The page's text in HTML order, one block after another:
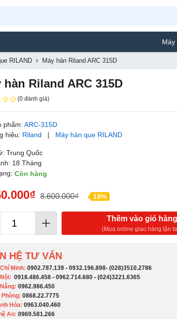
Máy Phun
RILAND Máy hàn Riland ARC 315D
hàn Riland ARC 315D
(0 đánh giá)
phẩm:ARC-315D
hiệu: Riland | Máy hàn que RILAND
Trung Quốc
18 Tháng
Còn hàng
8.600.000₫ 19%
Thêm vào giỏ hàng
(Mua online giao hàng tận
HỆ TƯ VẤN
Chí Minh:0902.787.139 -0932.196.898-(028)3510.2786
Nội:0918.486.458 -0962.714.680 -(024)3221.6365
0962.986.450
Phòng:0868.22.7775
Hóa:0963.040.460
An:0969.581.266